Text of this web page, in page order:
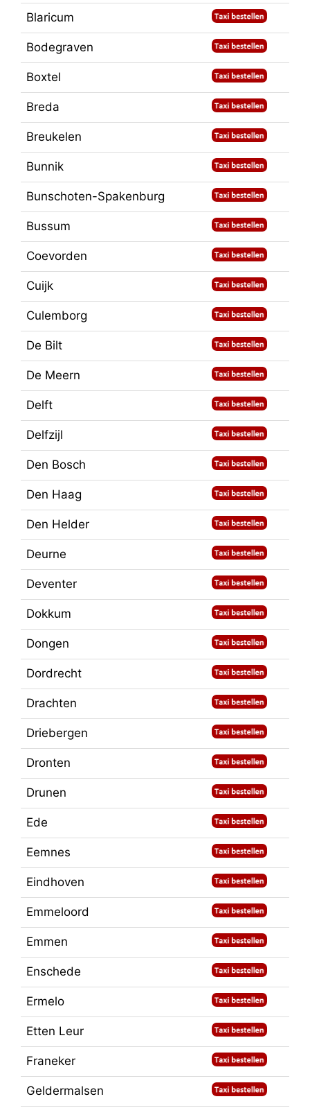
Blaricum
Bodegraven
Boxtel
Breda
Breukelen
Bunnik
Bunschoten-Spakenburg
Bussum
Coevorden
Cuijk
Culemborg
De Bilt
De Meern
Delft
Delfzijl
Den Bosch
Den Haag
Den Helder
Deurne
Deventer
Dokkum
Dongen
Dordrecht
Drachten
Driebergen
Dronten
Drunen
Ede
Eemnes
Eindhoven
Emmeloord
Emmen
Enschede
Ermelo
Etten Leur
Franeker
Geldermalsen